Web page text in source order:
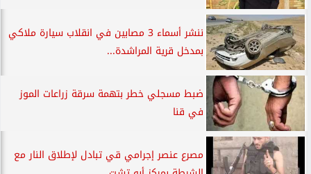
ننشر أسماء 3 مصابين في انقلاب سيارة ملاكي
بمدخل قرية المراشدة...
ضبط مسجلي خطر بتهمة سرقة زراعات الموز
في قنا
مصرع عنصر إجرامي قي تبادل لإطلاق النار مع